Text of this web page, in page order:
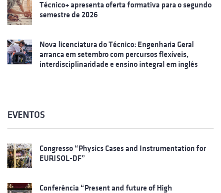
Técnico+ apresenta oferta formativa para o segundo
semestre de 2026
Nova licenciatura do Técnico: Engenharia Geral
arranca em setembro com percursos flexíveis,
interdisciplinaridade e ensino integral em inglês
EVENTOS
Congresso “Physics Cases and Instrumentation for
EURISOL-DF”
Conferência “Present and future of High